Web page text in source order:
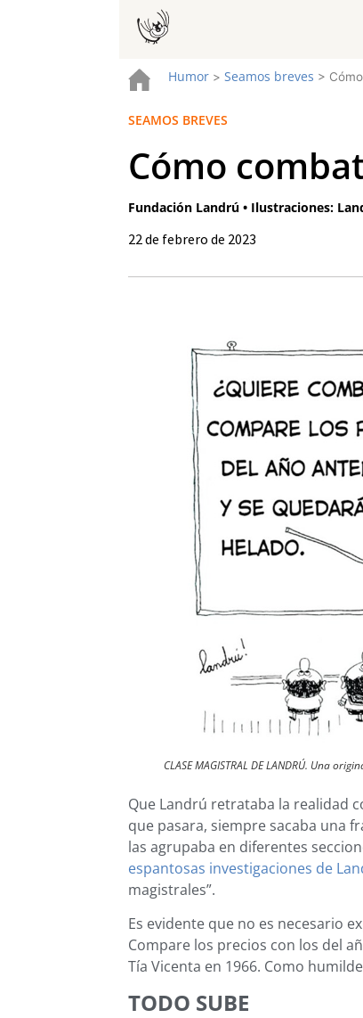
Humor> Seamos breves >
SEAMOS BREVES
Cómo
Fundación Landrú • Ilustraciones:
22 de febrero de 2023
CLASE MAGISTRAL DE LANDRÚ. Una
Que Landrú retrataba la realidad
que pasara, siempre sacaba una
las agrupaba en diferentes
espantosas investigaciones de
magistrales”.
Es evidente que no es necesario
Compare los precios con los del
Tía Vicenta en 1966. Como
TODO SUBE